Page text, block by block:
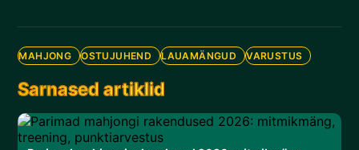
MAHJONG OSTUJUHEND LAUAMÄNGUD VARUSTUS
Sarnased artiklid